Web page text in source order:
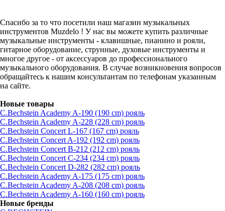
Спасибо за то что посетили наш магазин музыкальных
инструментов Muzdelo ! У нас вы можете купить различные
музыкальные инструменты - клавишные, пианино и рояли,
гитарное оборудование, струнные, духовые инструменты и
многое другое - от аксессуаров до профессионального
музыкального оборудования. В случае возникновения вопросов
обращайтесь к нашим консультантам по телефонам указанным
на сайте.
Новые товары
C.Bechstein Academy A-190 (190 cm) рояль
C.Bechstein Academy A-228 (228 cm) рояль
C.Bechstein Concert L-167 (167 cm) рояль
C.Bechstein Concert A-192 (192 cm) рояль
C.Bechstein Concert B-212 (212 cm) рояль
C.Bechstein Concert С-234 (234 cm) рояль
C.Bechstein Concert D-282 (282 cm) рояль
C.Bechstein Academy A-175 (175 cm) рояль
C.Bechstein Academy A-208 (208 cm) рояль
C.Bechstein Academy A-160 (160 cm) рояль
Новые бренды